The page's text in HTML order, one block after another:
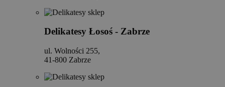
Delikatesy Łosoś - Zabrze
ul. Wolności 255,
41-800 Zabrze